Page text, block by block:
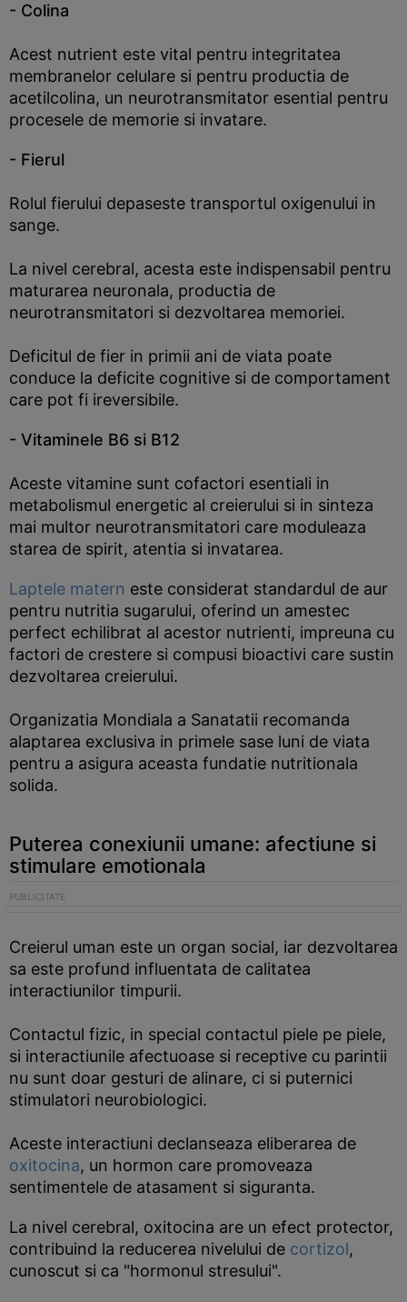
- Colina
Acest nutrient este vital pentru integritatea
membranelor celulare si pentru productia de
acetilcolina, un neurotransmitator esential pentru
procesele de memorie si invatare.
- Fierul
Rolul fierului depaseste transportul oxigenului in
sange.
La nivel cerebral, acesta este indispensabil pentru
maturarea neuronala, productia de
neurotransmitatori si dezvoltarea memoriei.
Deficitul de fier in primii ani de viata poate
conduce la deficite cognitive si de comportament
care pot fi ireversibile.
- Vitaminele B6 si B12
Aceste vitamine sunt cofactori esentiali in
metabolismul energetic al creierului si in sinteza
mai multor neurotransmitatori care moduleaza
starea de spirit, atentia si invatarea.
Laptele matern este considerat standardul de aur
pentru nutritia sugarului, oferind un amestec
perfect echilibrat al acestor nutrienti, impreuna cu
factori de crestere si compusi bioactivi care sustin
dezvoltarea creierului.
Organizatia Mondiala a Sanatatii recomanda
alaptarea exclusiva in primele sase luni de viata
pentru a asigura aceasta fundatie nutritionala
solida.
Puterea conexiunii umane: afectiune si
stimulare emotionala
Creierul uman este un organ social, iar dezvoltarea
sa este profund influentata de calitatea
interactiunilor timpurii.
Contactul fizic, in special contactul piele pe piele,
si interactiunile afectuoase si receptive cu parintii
nu sunt doar gesturi de alinare, ci si puternici
stimulatori neurobiologici.
Aceste interactiuni declanseaza eliberarea de
oxitocina, un hormon care promoveaza
sentimentele de atasament si siguranta.
La nivel cerebral, oxitocina are un efect protector,
contribuind la reducerea nivelului de cortizol,
cunoscut si ca "hormonul stresului".